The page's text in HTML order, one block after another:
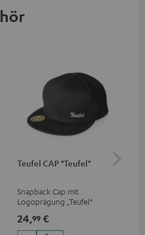
Teufel CAP "Teufel"
Snapback Cap mit
Logoprägung „Teufel“
24,99 €